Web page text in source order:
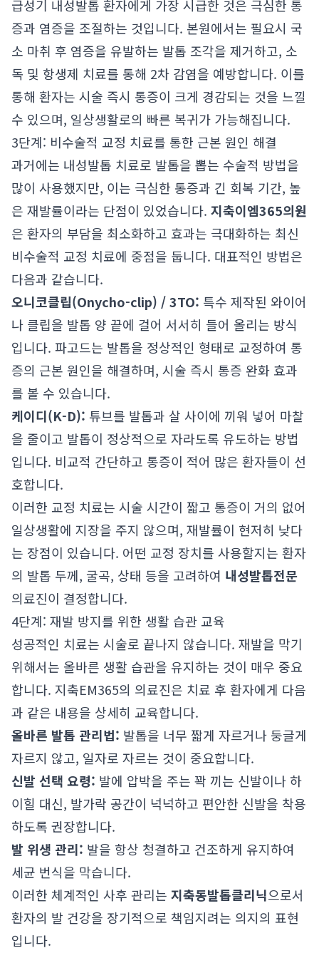
급성기 내성발톱 환자에게 가장 시급한 것은 극심한 통
증과 염증을 조절하는 것입니다. 본원에서는 필요시 국
소 마취 후 염증을 유발하는 발톱 조각을 제거하고, 소
독 및 항생제 치료를 통해 2차 감염을 예방합니다. 이를
통해 환자는 시술 즉시 통증이 크게 경감되는 것을 느낄
수 있으며, 일상생활로의 빠른 복귀가 가능해집니다.
3단계: 비수술적 교정 치료를 통한 근본 원인 해결
과거에는 내성발톱 치료로 발톱을 뽑는 수술적 방법을
많이 사용했지만, 이는 극심한 통증과 긴 회복 기간, 높
은 재발률이라는 단점이 있었습니다. 지축이엠365의원
은 환자의 부담을 최소화하고 효과는 극대화하는 최신
비수술적 교정 치료에 중점을 둡니다. 대표적인 방법은
다음과 같습니다.
오니코클립(Onycho-clip) / 3TO: 특수 제작된 와이어
나 클립을 발톱 양 끝에 걸어 서서히 들어 올리는 방식
입니다. 파고드는 발톱을 정상적인 형태로 교정하여 통
증의 근본 원인을 해결하며, 시술 즉시 통증 완화 효과
를 볼 수 있습니다.
케이디(K-D): 튜브를 발톱과 살 사이에 끼워 넣어 마찰
을 줄이고 발톱이 정상적으로 자라도록 유도하는 방법
입니다. 비교적 간단하고 통증이 적어 많은 환자들이 선
호합니다.
이러한 교정 치료는 시술 시간이 짧고 통증이 거의 없어
일상생활에 지장을 주지 않으며, 재발률이 현저히 낮다
는 장점이 있습니다. 어떤 교정 장치를 사용할지는 환자
의 발톱 두께, 굴곡, 상태 등을 고려하여 내성발톱전문
의료진이 결정합니다.
4단계: 재발 방지를 위한 생활 습관 교육
성공적인 치료는 시술로 끝나지 않습니다. 재발을 막기
위해서는 올바른 생활 습관을 유지하는 것이 매우 중요
합니다. 지축EM365의 의료진은 치료 후 환자에게 다음
과 같은 내용을 상세히 교육합니다.
올바른 발톱 관리법: 발톱을 너무 짧게 자르거나 둥글게
자르지 않고, 일자로 자르는 것이 중요합니다.
신발 선택 요령: 발에 압박을 주는 꽉 끼는 신발이나 하
이힐 대신, 발가락 공간이 넉넉하고 편안한 신발을 착용
하도록 권장합니다.
발 위생 관리: 발을 항상 청결하고 건조하게 유지하여
세균 번식을 막습니다.
이러한 체계적인 사후 관리는 지축동발톱클리닉으로서
환자의 발 건강을 장기적으로 책임지려는 의지의 표현
입니다.